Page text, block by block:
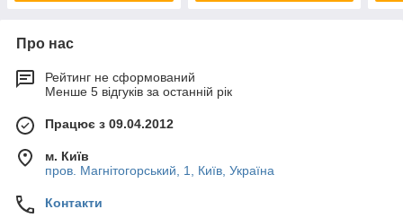
Про нас
Рейтинг не сформований
Менше 5 відгуків за останній рік
Працює з 09.04.2012
м. Київ
пров. Магнітогорський, 1, Київ, Україна
Контакти